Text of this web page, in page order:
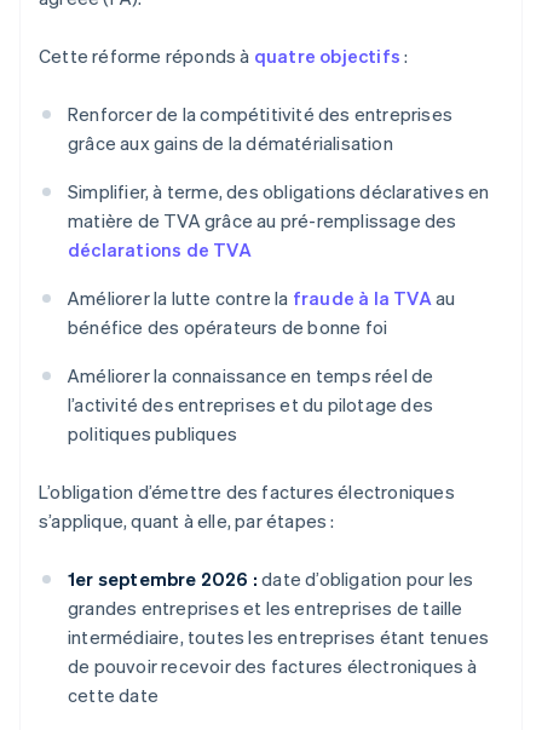
Cette réforme réponds à quatre objectifs :
Renforcer de la compétitivité des entreprises
grâce aux gains de la dématérialisation
Simplifier, à terme, des obligations déclaratives en
matière de TVA grâce au pré-remplissage des
déclarations de TVA
Améliorer la lutte contre la fraude à la TVAau
bénéfice des opérateurs de bonne foi
Améliorer la connaissance en temps réel de
l’activité des entreprises et du pilotage des
politiques publiques
L’obligation d’émettre des factures électroniques
s’applique, quant à elle, par étapes :
1er septembre 2026 : date d’obligation pour les
grandes entreprises et les entreprises de taille
intermédiaire, toutes les entreprises étant tenues
de pouvoir recevoir des factures électroniques à
cette date